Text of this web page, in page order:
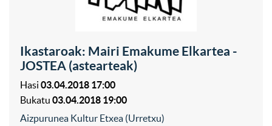
Ikastaroak: Mairi Emakume Elkartea -
JOSTEA (astearteak)
Hasi 03.04.2018 17:00
Bukatu 03.04.2018 19:00
Aizpurunea Kultur Etxea (Urretxu)